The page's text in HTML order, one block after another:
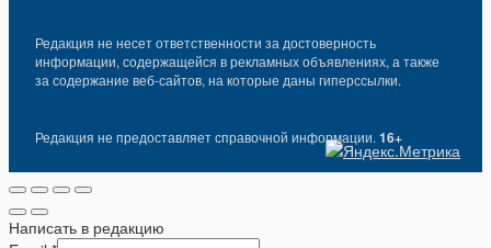
Редакция не несет ответственности за достоверность
информации, содержащейся в рекламных объявлениях, а также
за содержание веб-сайтов, на которые даны гиперссылки.
Редакция не предоставляет справочной информации. 16+
Написать в редакцию